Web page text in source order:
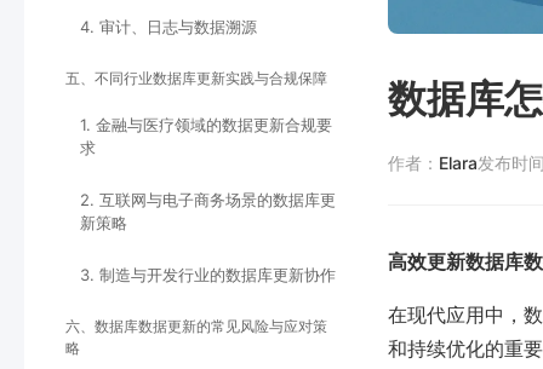
4. 审计、日志与数据溯源
五、不同行业数据库更新实践与合规保障
1. 金融与医疗领域的数据更新合规要
求
2. 互联网与电子商务场景的数据库更
新策略
3. 制造与开发行业的数据库更新协作
六、数据库数据更新的常见风险与应对策
略
数据库
作者： Elara发布时
高效更新数据库
在现代应用中，
和持续优化的重